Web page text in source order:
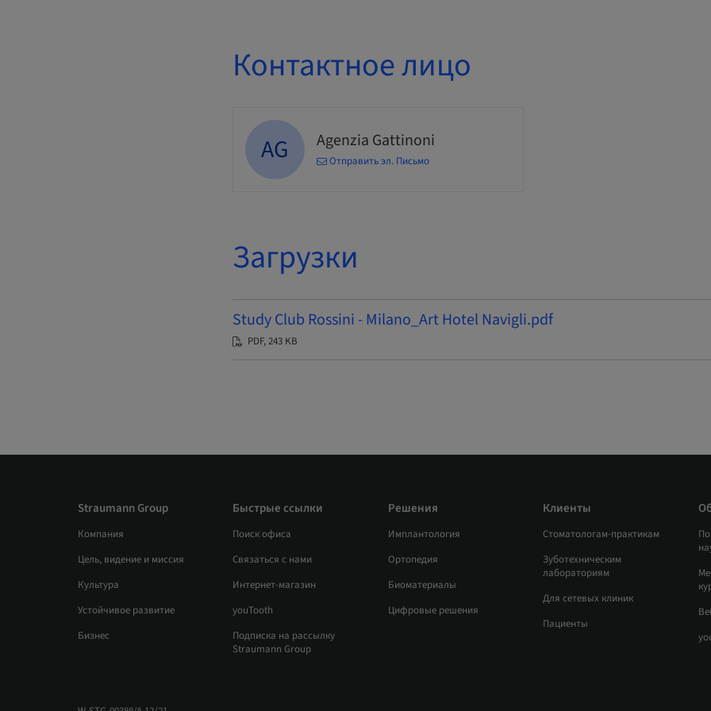
Контактное лицо
AG Agenzia Gattinoni
Отправить эл. Письмо
Загрузки
Study Club Rossini - Milano_Art Hotel Navigli.pdf
PDF, 243 KB
Straumann Group
Компания
Цель, видение и миссия
Культура
Устойчивое развитие
Бизнес
Быстрые ссылки
Поиск офиса
Связаться с нами
Интернет-магазин
youTooth
Подписка на рассылку
Straumann Group
Решения
Имплантология
Ортопедия
Биоматериалы
Цифровые решения
Клиенты
Стоматологам-практикам
Зуботехническим
лабораториям
Для сетевых клиник
Пациенты